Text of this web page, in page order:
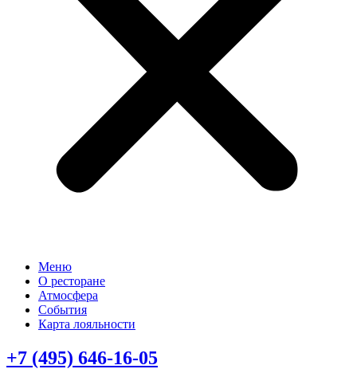
Меню
О ресторане
Атмосфера
События
Карта лояльности
+7 (495) 646-16-05